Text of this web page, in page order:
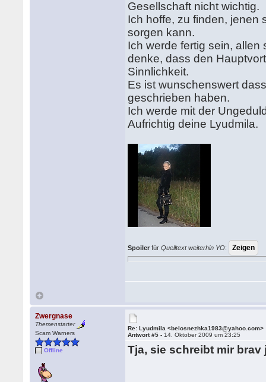
Gesellschaft nicht wichtig.
Ich hoffe, zu finden, jenen
sorgen kann.
Ich werde fertig sein,
denke, dass den
Sinnlichkeit.
Es ist wunschenswert
geschrieben haben.
Ich werde mit der
Aufrichtig deine Lyudmila.
Spoiler fürQuelltext weiterhin YO:
Zwergnase
Themenstarter
Scam Warners
Offline
Re: Lyudmila <belosnezhka1983@yahoo.com>
Antwort #5 - 14. Oktober 2009 um 23:25
Tja, sie schreibt mir brav